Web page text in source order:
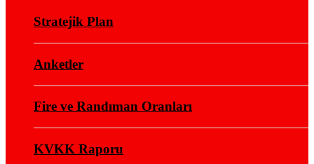
Stratejik Plan
Anketler
Fire ve Randıman Oranları
KVKK Raporu